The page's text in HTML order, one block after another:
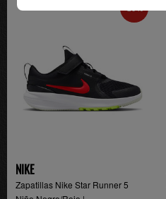
NIKE
Zapatillas Nike Star Runner 5